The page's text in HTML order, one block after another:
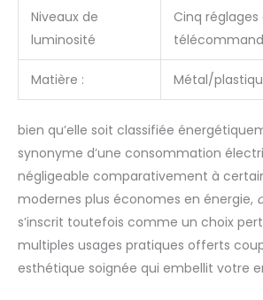
Niveaux de
luminosité
Cinq
Matière : Métal/
bien qu’elle soit classifiée
synonyme d’une consommation
négligeable comparativement à
modernes plus économes en énergie,
s’inscrit toutefois comme un choix
multiples usages pratiques offerts
esthétique soignée qui embellit votre